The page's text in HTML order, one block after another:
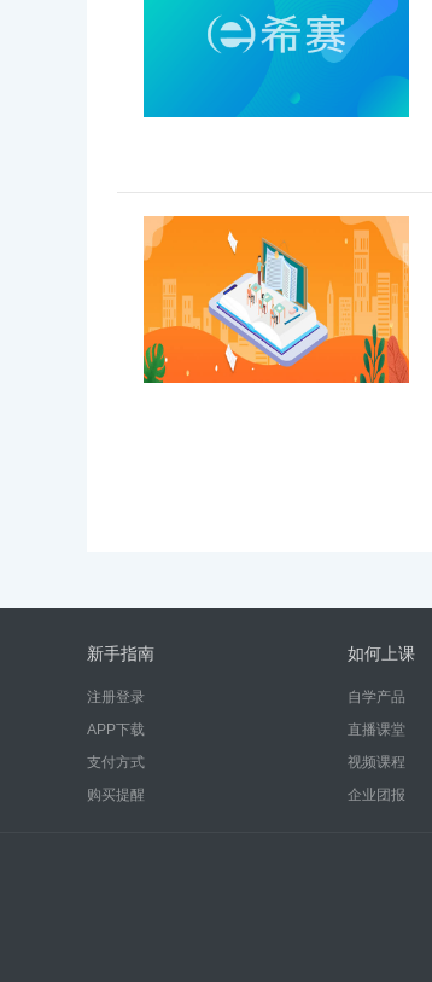
新手指南
注册登录
APP下载
支付方式
购买提醒
如何上课
自学产品
直播课堂
视频课程
企业团报